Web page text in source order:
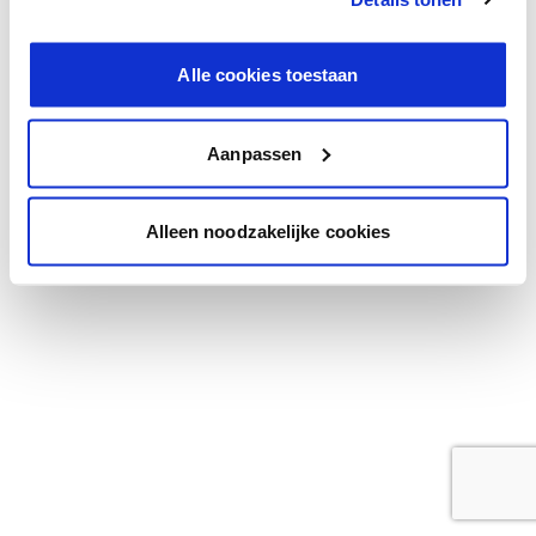
Alle cookies toestaan
Aanpassen
Alleen noodzakelijke cookies
browser console for more information).